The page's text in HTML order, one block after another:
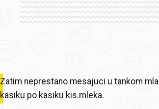
Zatim neprestano mesajuci u tankom
kasiku po kasiku kis.mleka.